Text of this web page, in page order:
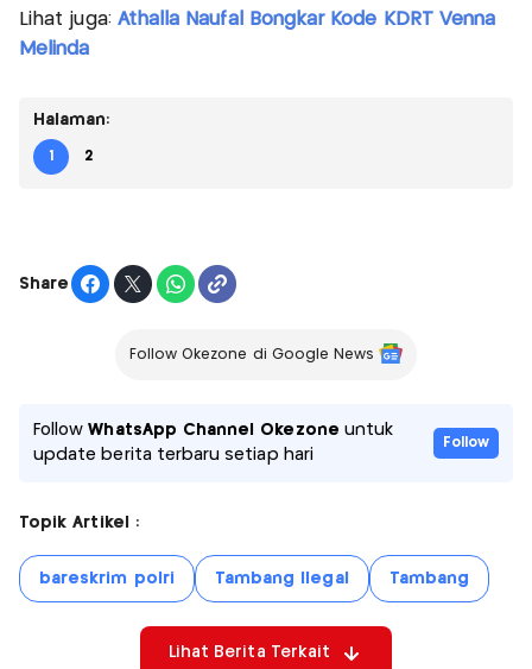
Lihat juga: Athalla Naufal Bongkar Kode KDRT Venna
Melinda
Halaman:
1 2
Share
Follow Okezone di Google News
FollowWhatsApp Channel Okezone untuk
update berita terbaru setiap hari
Follow
Topik Artikel :
bareskrim polri Tambang Ilegal Tambang
Lihat Berita Terkait